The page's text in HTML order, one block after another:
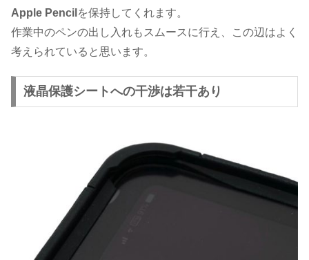
Apple Pencil を保持してくれます。
作業中のペンの出し入れもスムースに行え、この辺はよく
考えられていると思います。
液晶保護シートへの干渉は若干あり